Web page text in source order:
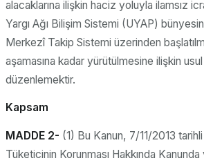
alacaklarına ilişkin haciz yoluyla ilamsız
Yargı Ağı Bilişim Sistemi (UYAP)
Merkezî Takip Sistemi üzerinden
aşamasına kadar yürütülmesine ilişkin
düzenlemektir.
Kapsam
MADDE 2- (1) Bu Kanun, 7/11/2013
Tüketicinin Korunması Hakkında